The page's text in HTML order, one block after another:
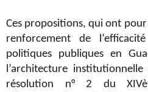
Ces propositions, qui ont
renforcement de
politiques publiques en
l’architecture
résolution n° 2 du